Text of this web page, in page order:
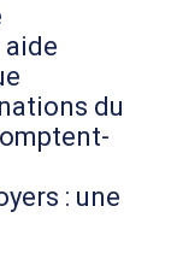
aide
du
: une